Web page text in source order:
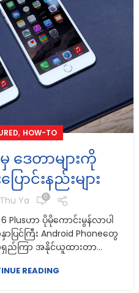
, HOW-TO
ဒေတာများကို
ောင်းနည်းများ
Thu Ya 0
Plusဟာ ပိုမိုကောင်းမွန်လာပါ
နှာပြင်ကြီး Android Phoneတွေ
ည်ကြာ အနိုင်ယူထားတာ...
READING